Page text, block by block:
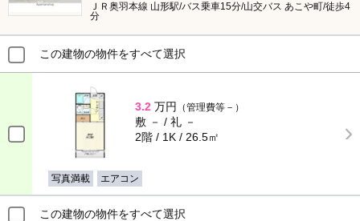
ＪＲ奥羽本線 山形駅/バス乗車15分/山交バス あこや町/徒歩4
分
この建物の物件をすべて選択
3.2 万円 （管理費等－）
敷 － / 礼 －
2階 / 1K / 26.5㎡
写真満載 エアコン
この建物の物件をすべて選択